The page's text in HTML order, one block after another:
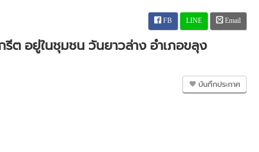
FB LINE Email
อยู่ในชุมชน วันยาวล่าง อำเภอขลุง
บันทึกประกาศ